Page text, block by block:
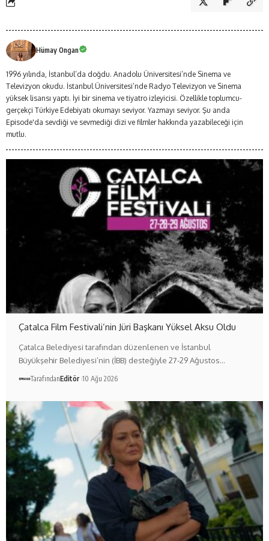
Hümay Ongan
1996 yılında, İstanbul’da doğdu. Anadolu Üniversitesi’nde Sinema ve
Televizyon okudu. İstanbul Üniversitesi’nde Radyo Televizyon ve Sinema
yüksek lisansı yaptı. İyi bir sinema ve tiyatro izleyicisi. Özellikle toplumcu-
gerçekçi Türkiye Edebiyatı okumayı seviyor. Yazmayı seviyor. Şu anda
Episode'da sevdiği ve sevmediği dizi ve filmler hakkında yazabileceği için
mutlu.
Çatalca Film Festivali’nin Jüri Başkanı Yüksel Aksu Oldu
Çatalca Belediyesi tarafından düzenlenen ve İstanbul
Büyükşehir Belediyesi’nin (İBB) desteğiyle 27-29 Ağustos…
TarafındanEditör 10 Ağu 2026